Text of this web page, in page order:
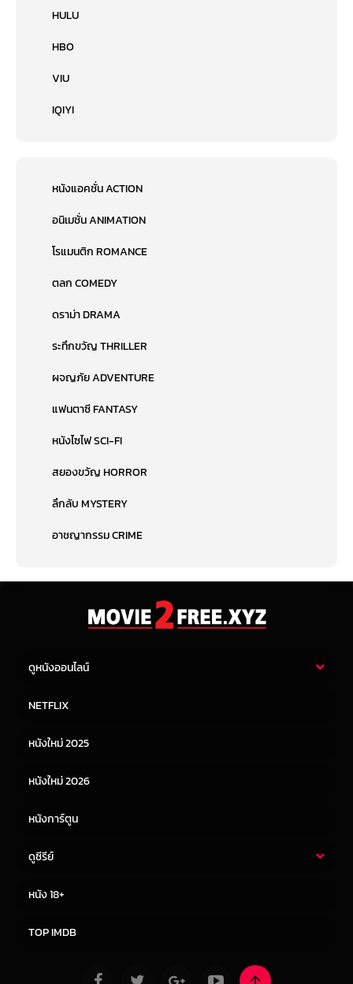
HULU
HBO
VIU
IQIYI
หนังแอคชั่น ACTION
อนิเมชั่น ANIMATION
โรแมนติก ROMANCE
ตลก COMEDY
ดราม่า DRAMA
ระทึกขวัญ THRILLER
ผจญภัย ADVENTURE
แฟนตาซี FANTASY
หนังไซไฟ SCI-FI
สยองขวัญ HORROR
ลึกลับ MYSTERY
อาชญากรรม CRIME
ดูหนังออนไลน์
หนังจีน
NETFLIX
หนังใหม่ 2025
หนังใหม่ 2026
หนังการ์ตูน
ดูซีรีย์
หนัง 18+
TOP IMDB